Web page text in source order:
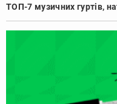
ТОП-7 музичних гуртів,